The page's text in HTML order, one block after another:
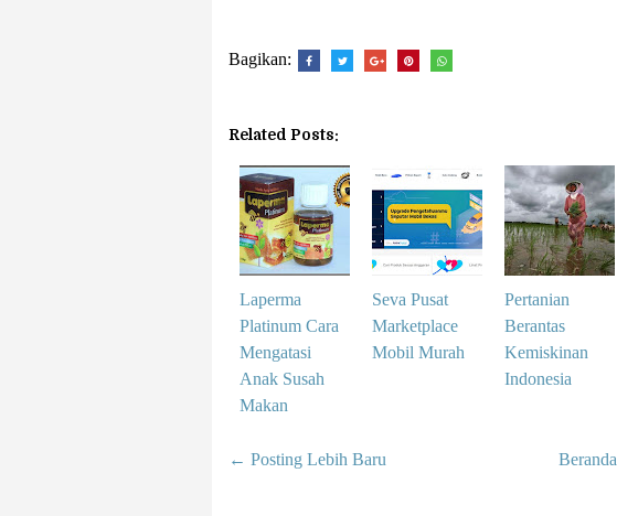
Bagikan:
Related Posts:
Laperma
Platinum Cara
Mengatasi
Anak Susah
Makan
Seva Pusat
Marketplace
Mobil Murah
Pertanian
Berantas
Kemiskinan
Indonesia
← Posting Lebih Baru Beranda